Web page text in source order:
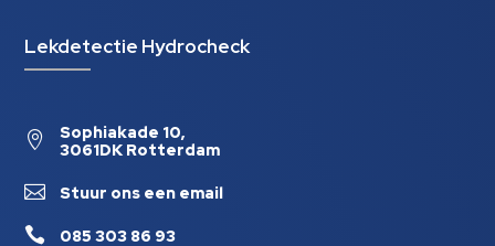
Lekdetectie Hydrocheck

Sophiakade 10,
3061DK Rotterdam
 Stuur ons een email
 085 303 86 93